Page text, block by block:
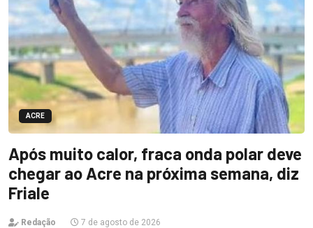
ACRE
Após muito calor, fraca onda polar deve
chegar ao Acre na próxima semana, diz
Friale
Redação 7 de agosto de 2026